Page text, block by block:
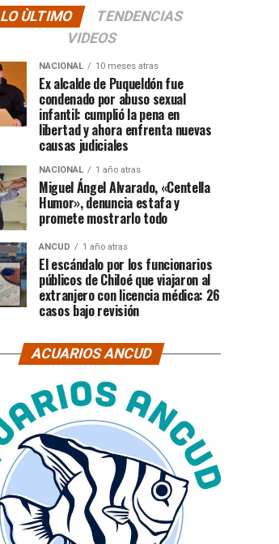
LO ÙLTIMO
TENDENCIAS
VIDEOS
NACIONAL 10 meses atras
Ex alcalde de Puqueldón fue
condenado por abuso sexual
infantil: cumplió la pena en
libertad y ahora enfrenta nuevas
causas judiciales
NACIONAL 1 año atras
Miguel Ángel Alvarado, «Centella
Humor», denuncia estafa y
promete mostrarlo todo
ANCUD 1 año atras
El escándalo por los funcionarios
públicos de Chiloé que viajaron al
extranjero con licencia médica: 26
casos bajo revisión
ACUARIOS ANCUD